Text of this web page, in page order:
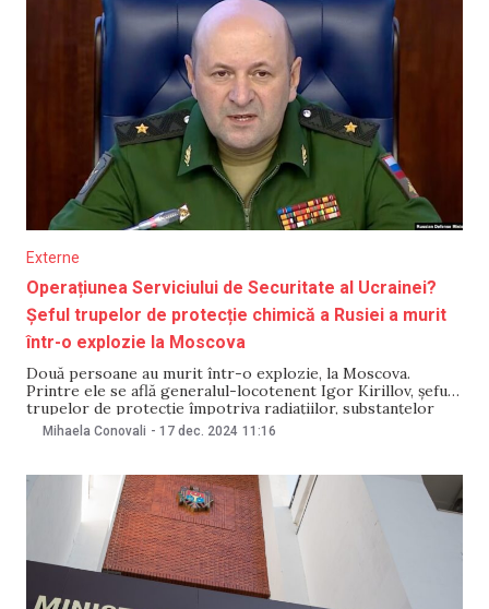
Externe
Operațiunea Serviciului de Securitate al Ucrainei?
Șeful trupelor de protecție chimică a Rusiei a murit
într-o explozie la Moscova
Două persoane au murit într-o explozie, la Moscova.
Printre ele se află generalul-locotenent Igor Kirillov, șeful
trupelor de protecție împotriva radiațiilor, substanțelor
chimice și biologice ale Forțelor Armate ale Federației
BBC scrie, pe
Mihaela Conovali - 17 dec. 2024 11:16